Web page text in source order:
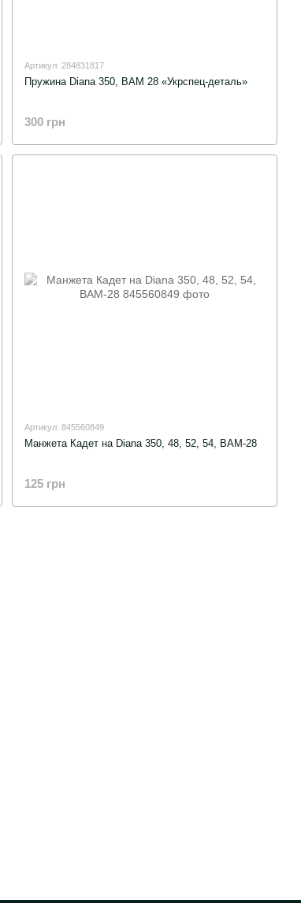
Артикул: 284831817
Пружина Diana 350, BAM 28 «Укрспец-деталь»
300 грн
Артикул: 845560849
Манжета Кадет на Diana 350, 48, 52, 54, BAM-28
125 грн